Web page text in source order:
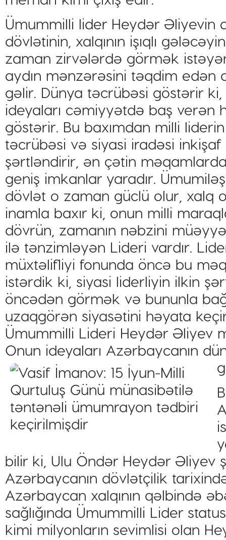
Ümummilli lider Heydər Əliyevin
dövlətinin, xalqının işıqlı
zaman zirvələrdə görmək
aydın mənzərəsini təqdim edən
gəlir. Dünya təcrübəsi göstərir
ideyaları cəmiyyətdə baş verən
göstərir. Bu baxımdan milli
təcrübəsi və siyasi iradəsi inkişaf
şərtləndirir, ən çətin
geniş imkanlar yaradır.
dövlət o zaman güclü olur, xalq
inamla baxır ki, onun milli
dövrün, zamanın nəbzini
ilə tənzimləyən Lideri vardır.
müxtəlifliyi fonunda öncə bu
istərdik ki, siyasi liderliyin ilkin
öncədən görmək və bununla
uzaqgörən siyasətini həyata
Ümummilli Lideri Heydər Əliyev
Onun ideyaları Azərbaycanın
bilir ki, Ulu Öndər Heydər Əliyev
Azərbaycanın dövlətçilik
Azərbaycan xalqının qəlbində
sağlığında Ümummilli Lider
kimi milyonların sevimlisi olan